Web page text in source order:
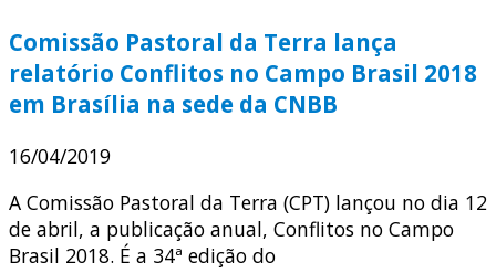
Comissão Pastoral da Terra lança
relatório Conflitos no Campo Brasil 2018
em Brasília na sede da CNBB
16/04/2019
A Comissão Pastoral da Terra (CPT) lançou no dia 12
de abril, a publicação anual, Conflitos no Campo
Brasil 2018. É a 34ª edição do